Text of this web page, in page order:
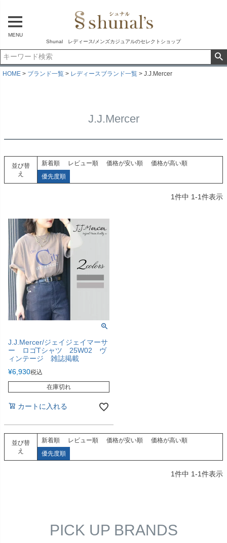
MENU
Shunal レディース/メンズカジュアルのセレクトショップ
HOME ブランド一覧 レディースブランド一覧 J.J.Mercer
J.J.Mercer
並び替
え
新着順 レビュー順 価格が安い順
価格が高い順
優先度順
1件中 1-1件表示
J.J.Mercer/ジェイジェイマーサ
ー ロゴTシャツ 25W02 ヴ
ィンテージ 雑誌掲載
¥6,930税込
在庫切れ
カートに入れる
並び替
え
新着順 レビュー順 価格が安い順
価格が高い順
優先度順
1件中 1-1件表示
PICK UP BRANDS